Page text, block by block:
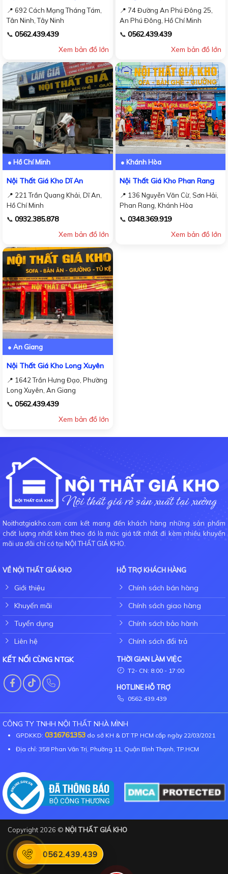
📍 692 Cách Mạng Tháng Tám,
Tân Ninh, Tây Ninh
📞 0562.439.439
Xem bản đồ lớn
📍 74 Đường An Phú Đông 25,
An Phú Đông, Hồ Chí Minh
📞 0562.439.439
Xem bản đồ lớn
● Hồ Chí Minh
Nội Thất Giá Kho Dĩ An
📍 221 Trần Quang Khải, Dĩ An,
Hồ Chí Minh
📞 0932.385.878
Xem bản đồ lớn
● Khánh Hòa
Nội Thất Giá Kho Phan Rang
📍 136 Nguyễn Văn Cừ, Sơn Hải,
Phan Rang, Khánh Hòa
📞 0348.369.919
Xem bản đồ lớn
● An Giang
Nội Thất Giá Kho Long Xuyên
📍 1642 Trần Hưng Đạo, Phường
Long Xuyên, An Giang
📞 0562.439.439
Xem bản đồ lớn
Noithatgiakho.com cam kết mang đến khách hàng những sản phẩm
chất lượng nhất kèm theo đó là mức giá tốt nhất đi kèm nhiều khuyến
mãi ưa đãi chỉ có tại NỘI THẤT GIÁ KHO.
VỀ NỘI THẤT GIÁ KHO
Giới thiệu
Khuyến mãi
Tuyển dụng
Liên hệ
HỖ TRỢ KHÁCH HÀNG
Chính sách bán hàng
Chính sách giao hàng
Chính sách bảo hành
Chính sách đổi trả
KẾT NỐI CÙNG NTGK
THỜI GIAN LÀM VIỆC
T2- CN: 8:00 - 17:00
HOTLINE HỖ TRỢ
0562.439.439
CÔNG TY TNHH NỘI THẤT NHÀ MÌNH
GPDKKD: 0316761353 do sở KH & DT TP HCM cấp ngày 22/03/2021
Địa chỉ: 358 Phan Văn Trị, Phường 11, Quận Bình Thạnh, TP.HCM
Copyright 2026 © NỘI THẤT GIÁ KHO
0562.439.439